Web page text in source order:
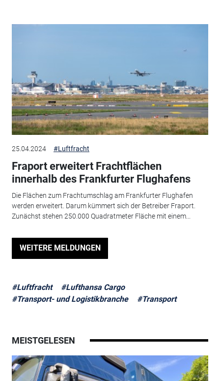
25.04.2024 #Luftfracht
Fraport erweitert Frachtflächen
innerhalb des Frankfurter Flughafens
Die Flächen zum Frachtumschlag am Frankfurter Flughafen
werden erweitert. Darum kümmert sich der Betreiber Fraport.
Zunächst stehen 250.000 Quadratmeter Fläche mit einem...
WEITERE MELDUNGEN
#Luftfracht
#Lufthansa Cargo
#Transport- und Logistikbranche
#Transport
MEISTGELESEN